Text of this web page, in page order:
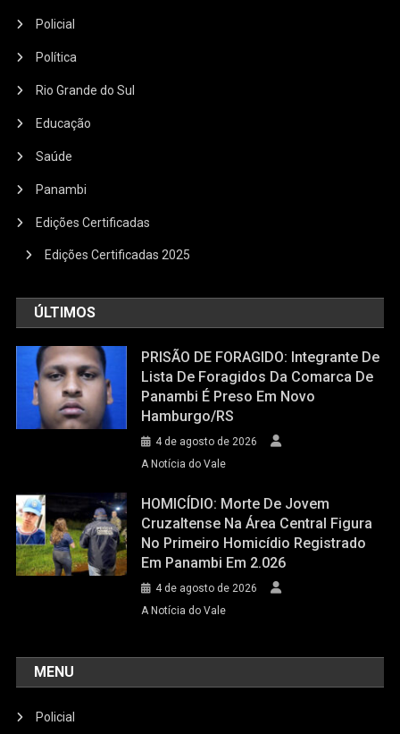
Policial
Política
Rio Grande do Sul
Educação
Saúde
Panambi
Edições Certificadas
Edições Certificadas 2025
ÚLTIMOS
PRISÃO DE FORAGIDO: Integrante De
Lista De Foragidos Da Comarca De
Panambi É Preso Em Novo
Hamburgo/RS
4 de agosto de 2026
A Notícia do Vale
HOMICÍDIO: Morte De Jovem
Cruzaltense Na Área Central Figura
No Primeiro Homicídio Registrado
Em Panambi Em 2.026
4 de agosto de 2026
A Notícia do Vale
MENU
Policial